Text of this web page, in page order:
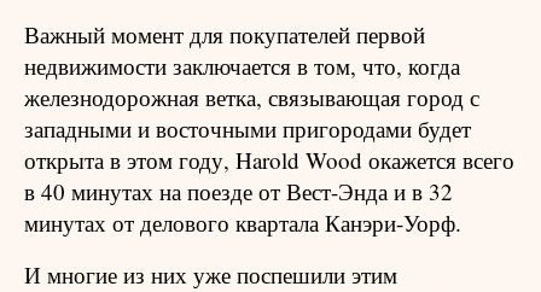
Важный момент для покупателей первой
недвижимости заключается в том, что, когда
железнодорожная ветка, связывающая город с
западными и восточными пригородами будет
открыта в этом году, Harold Wood окажется всего
в 40 минутах на поезде от Вест-Энда и в 32
минутах от делового квартала Канэри-Уорф.
И многие из них уже поспешили этим